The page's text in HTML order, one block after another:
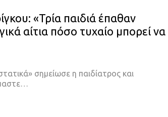
«Τρία παιδιά έπαθαν
αίτια πόσο τυχαίο μπορεί να
σημείωσε η παιδίατρος και
…